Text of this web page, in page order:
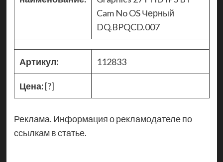
Cam No OS Черный
DQ.BPQCD.007
Артикул: 112833
Цена:[?]
Реклама. Информация о рекламодателе по
ссылкам в статье.